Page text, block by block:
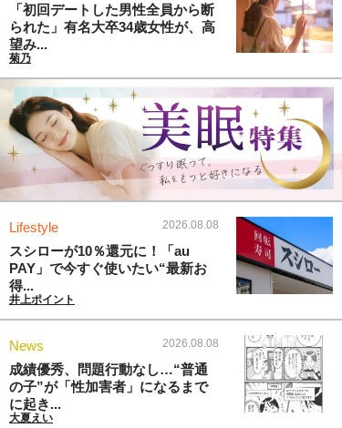
「初回デートした男性全員から断
られた」有名大卒34歳女性が、高
望み...
菊乃
Lifestyle 2026.08.08
スシローが10％還元に！「au
PAY」で今すぐ使いたい“最新お
得...
井上ポイント
News 2026.08.08
成績優秀、問題行動なし…“普通
の子”が「性加害者」になるまで
に起き...
大夏えい